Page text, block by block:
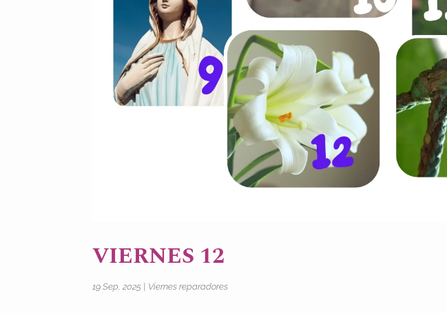
VIERNES 12
19 Sep, 2025 | Viernes reparadores